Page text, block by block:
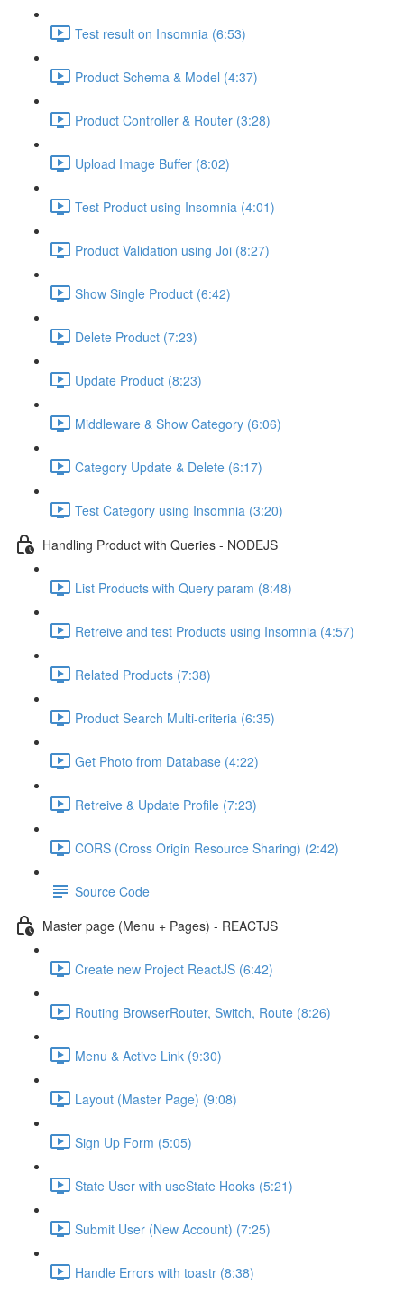
Test result on Insomnia (6:53)
Product Schema & Model (4:37)
Product Controller & Router (3:28)
Upload Image Buffer (8:02)
Test Product using Insomnia (4:01)
Product Validation using Joi (8:27)
Show Single Product (6:42)
Delete Product (7:23)
Update Product (8:23)
Middleware & Show Category (6:06)
Category Update & Delete (6:17)
Test Category using Insomnia (3:20)
Handling Product with Queries - NODEJS
List Products with Query param (8:48)
Retreive and test Products using Insomnia (4:57)
Related Products (7:38)
Product Search Multi-criteria (6:35)
Get Photo from Database (4:22)
Retreive & Update Profile (7:23)
CORS (Cross Origin Resource Sharing) (2:42)
Source Code
Master page (Menu + Pages) - REACTJS
Create new Project ReactJS (6:42)
Routing BrowserRouter, Switch, Route (8:26)
Menu & Active Link (9:30)
Layout (Master Page) (9:08)
Sign Up Form (5:05)
State User with useState Hooks (5:21)
Submit User (New Account) (7:25)
Handle Errors with toastr (8:38)